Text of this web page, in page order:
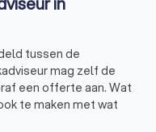
biedt een belangrijk
zich daarentegen
Wil je de beste
adviseur je
beperkt te zijn tot
tussen de
mag zelf de
een offerte aan. Wat
te maken met wat